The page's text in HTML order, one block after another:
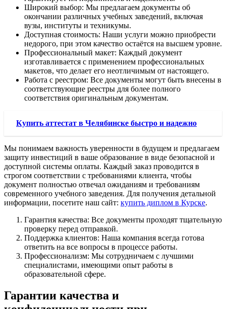
Широкий выбор: Мы предлагаем документы об
окончании различных учебных заведений, включая
вузы, институты и техникумы.
Доступная стоимость: Наши услуги можно приобрести
недорого, при этом качество остаётся на высшем уровне.
Профессиональный макет: Каждый документ
изготавливается с применением профессиональных
макетов, что делает его неотличимым от настоящего.
Работа с реестром: Все документы могут быть внесены в
соответствующие реестры для более полного
соответствия оригинальным документам.
Купить аттестат в Челябинске быстро и надежно
Мы понимаем важность уверенности в будущем и предлагаем
защиту инвестиций в ваше образование в виде безопасной и
доступной системы оплаты. Каждый заказ проводится в
строгом соответствии с требованиями клиента, чтобы
документ полностью отвечал ожиданиям и требованиям
современного учебного заведения. Для получения детальной
информации, посетите наш сайт: купить диплом в Курске.
Гарантия качества: Все документы проходят тщательную
проверку перед отправкой.
Поддержка клиентов: Наша компания всегда готова
ответить на все вопросы в процессе работы.
Профессионализм: Мы сотрудничаем с лучшими
специалистами, имеющими опыт работы в
образовательной сфере.
Гарантии качества и